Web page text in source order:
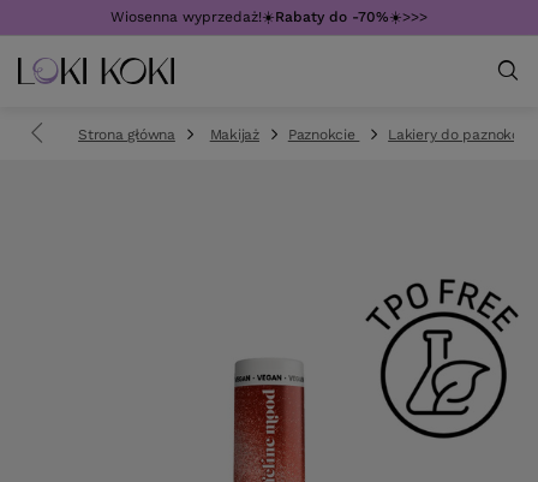
Wiosenna wyprzedaż!☀️Rabaty do -70%☀️>>>
Strona główna Makijaż Paznokcie Lakiery do paznokci